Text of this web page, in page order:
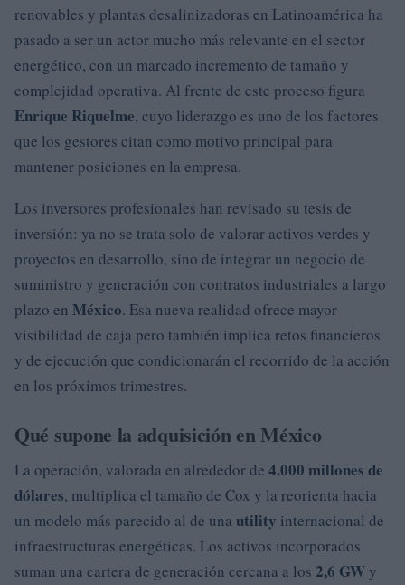
renovables y plantas desalinizadoras en Latinoamérica ha
pasado a ser un actor mucho más relevante en el sector
energético, con un marcado incremento de tamaño y
complejidad operativa. Al frente de este proceso figura
Enrique Riquelme, cuyo liderazgo es uno de los factores
que los gestores citan como motivo principal para
mantener posiciones en la empresa.
Los inversores profesionales han revisado su tesis de
inversión: ya no se trata solo de valorar activos verdes y
proyectos en desarrollo, sino de integrar un negocio de
suministro y generación con contratos industriales a largo
plazo en México. Esa nueva realidad ofrece mayor
visibilidad de caja pero también implica retos financieros
y de ejecución que condicionarán el recorrido de la acción
en los próximos trimestres.
Qué supone la adquisición en México
La operación, valorada en alrededor de 4.000 millones de
dólares, multiplica el tamaño de Cox y la reorienta hacia
un modelo más parecido al de una utility internacional de
infraestructuras energéticas. Los activos incorporados
suman una cartera de generación cercana a los 2,6 GW y